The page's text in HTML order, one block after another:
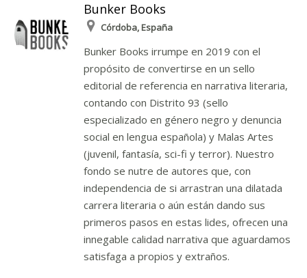
Bunker Books
Córdoba, España
Bunker Books irrumpe en 2019 con el
propósito de convertirse en un sello
editorial de referencia en narrativa literaria,
contando con Distrito 93 (sello
especializado en género negro y denuncia
social en lengua española) y Malas Artes
(juvenil, fantasía, sci-fi y terror). Nuestro
fondo se nutre de autores que, con
independencia de si arrastran una dilatada
carrera literaria o aún están dando sus
primeros pasos en estas lides, ofrecen una
innegable calidad narrativa que aguardamos
satisfaga a propios y extraños.